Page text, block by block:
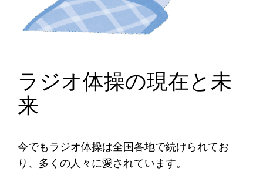
ラジオ体操の現在と未
来
今でもラジオ体操は全国各地で続けられてお
り、多くの人々に愛されています。